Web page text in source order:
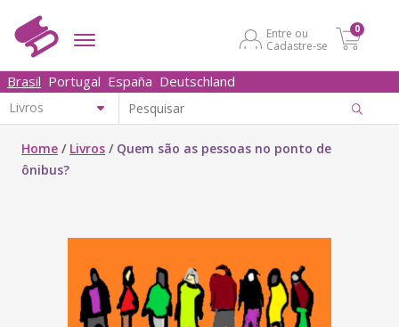
Entre ou
Cadastre-se
0
Brasil Portugal España Deutschland
Home / Livros / Quem são as pessoas no ponto de
ônibus?